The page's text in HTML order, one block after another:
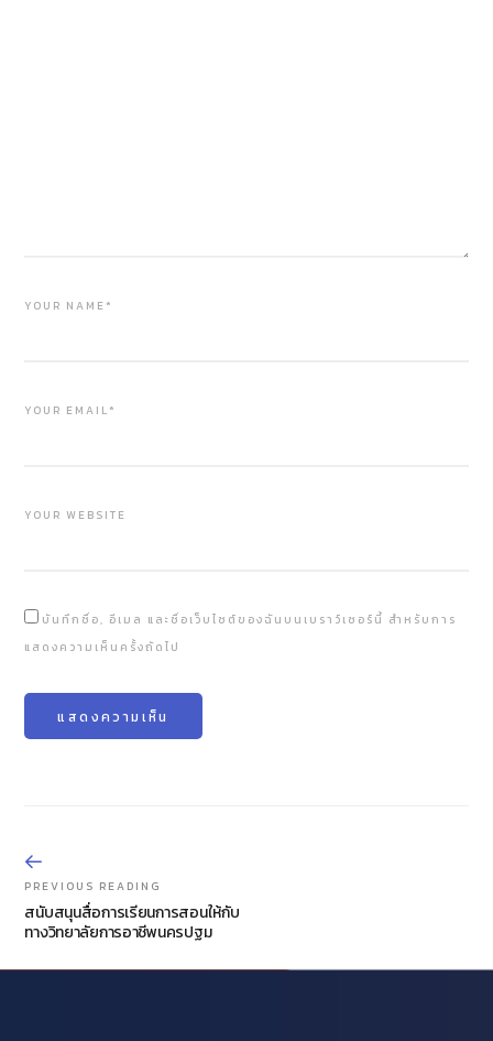
YOUR NAME*
YOUR EMAIL*
YOUR WEBSITE
บันทึกชื่อ, อีเมล และชื่อเว็บไซต์ของฉันบนเบราว์เซอร์นี้ สำหรับการ
แสดงความเห็นครั้งถัดไป
PREVIOUS READING
สนับสนุนสื่อการเรียนการสอนให้กับ
ทางวิทยาลัยการอาชีพนครปฐม